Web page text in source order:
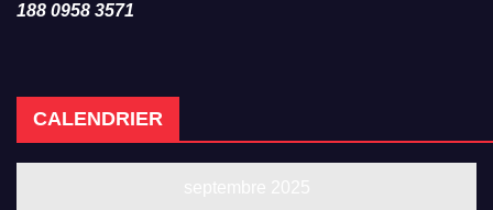
188 0958 3571
CALENDRIER